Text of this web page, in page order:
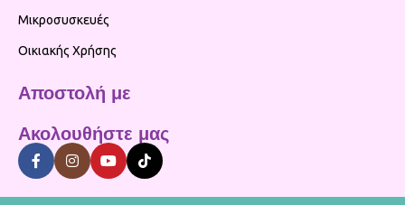
Μικροσυσκευές
Οικιακής Χρήσης
Αποστολή με
Ακολουθήστε μας